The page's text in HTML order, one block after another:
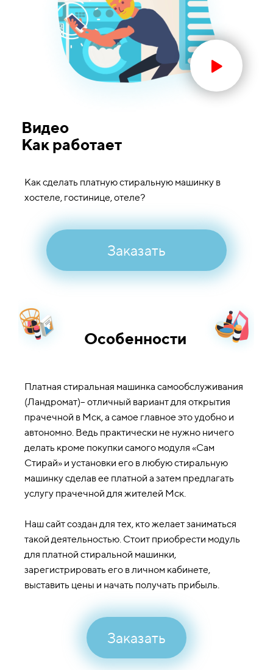
Видео
Как работает
Как сделать платную стиральную машинку в
хостеле, гостинице, отеле?
Заказать
Особенности
Платная стиральная машинка самообслуживания
(Ландромат)– отличный вариант для открытия
прачечной в Мск, а самое главное это удобно и
автономно. Ведь практически не нужно ничего
делать кроме покупки самого модуля «Сам
Стирай» и установки его в любую стиральную
машинку сделав ее платной а затем предлагать
услугу прачечной для жителей Мск.
Наш сайт создан для тех, кто желает заниматься
такой деятельностью. Стоит приобрести модуль
для платной стиральной машинки,
зарегистрировать его в личном кабинете,
выставить цены и начать получать прибыль.
Заказать